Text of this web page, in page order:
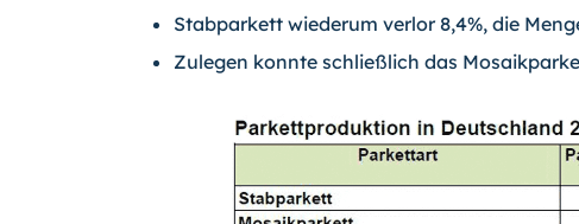
Stabparkett wiederum verlor 8,4%, die
Zulegen konnte schließlich das